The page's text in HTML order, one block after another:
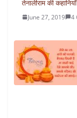
तेनालीराम की
June 27, 2019 4